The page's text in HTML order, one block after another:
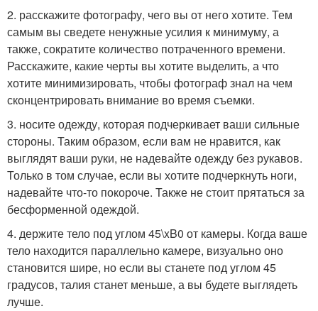
2. расскажите фотографу, чего вы от него хотите. Тем
самым вы сведете ненужные усилия к минимуму, а
также, сократите количество потраченного времени.
Расскажите, какие черты вы хотите выделить, а что
хотите минимизировать, чтобы фотограф знал на чем
сконцентрировать внимание во время съемки.
3. носите одежду, которая подчеркивает ваши сильные
стороны. Таким образом, если вам не нравится, как
выглядят ваши руки, не надевайте одежду без рукавов.
Только в том случае, если вы хотите подчеркнуть ноги,
надевайте что-то покороче. Также не стоит прятаться за
бесформенной одеждой.
4. держите тело под углом 45\xB0 от камеры. Когда ваше
тело находится параллельно камере, визуально оно
становится шире, но если вы станете под углом 45
градусов, талия станет меньше, а вы будете выглядеть
лучше.